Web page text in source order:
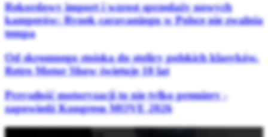
Rekordowy import i wzrost sprzedaży nowych
kamperów: Rynek caravaningu w Polsce nie zwalnia
tempa
Od skromnego stoiska do stolicy polskich klasyków.
Retro Motor Show świętuje 10 lat
Przyszłość motoryzacji to nie tylko premiery -
zapowiedź Kongresu MOVE 2026